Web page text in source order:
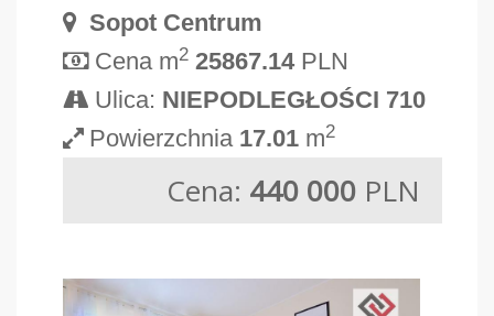
Sopot Centrum
Cena m2 25867.14 PLN
Ulica: NIEPODLEGŁOŚCI 710
Powierzchnia 17.01 m2
Cena: 440 000 PLN